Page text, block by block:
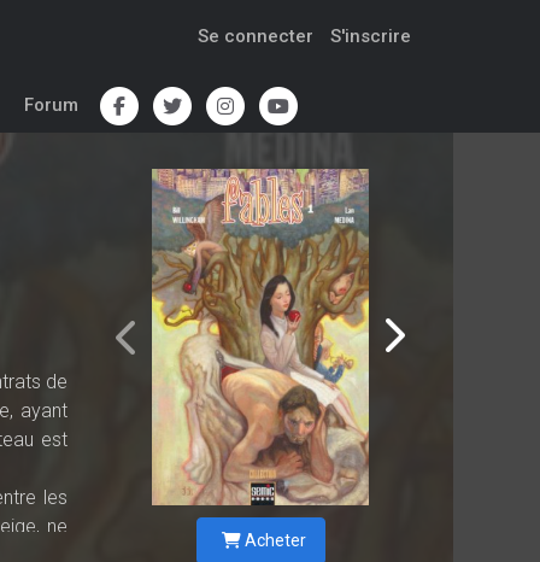
Se connecter S'inscrire
Forum
de
ayant
est
les
ne
Acheter